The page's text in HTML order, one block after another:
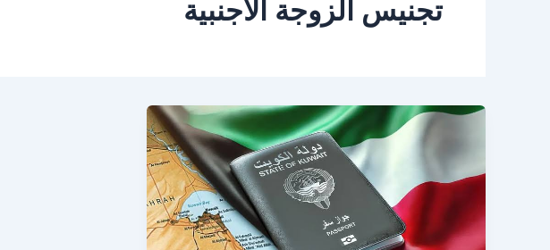
تجنيس الزوجة الأجنبية